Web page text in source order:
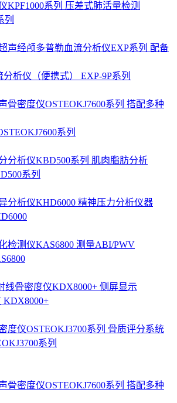
列
析仪（便携式） EXP-9P系列
系列
系列
KDX8000+
系列